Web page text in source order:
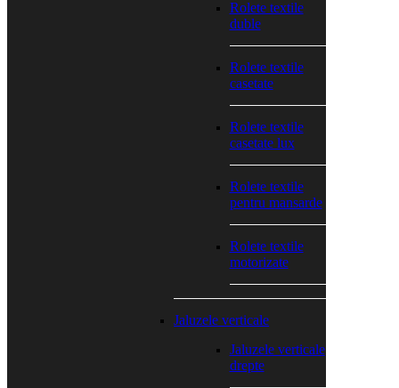
Rolete textile
duble
Rolete textile
casetate
Rolete textile
casetate lux
Rolete textile
pentru mansarde
Rolete textile
motorizate
Jaluzele verticale
Jaluzele verticale
drepte